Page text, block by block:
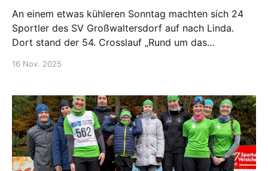
An einem etwas kühleren Sonntag machten sich 24
Sportler des SV Großwaltersdorf auf nach Linda.
Dort stand der 54. Crosslauf „Rund um das
anschließendem Foto. Die ersten Starter standen um
16 Nov. 2025